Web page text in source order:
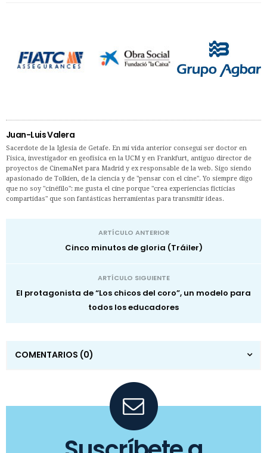
Juan-Luis Valera
Sacerdote de la Iglesia de Getafe. En mi vida anterior conseguí ser doctor en
Física, investigador en geofísica en la UCM y en Frankfurt, antiguo director de
proyectos de CinemaNet para Madrid y ex responsable de la web. Sigo siendo
apasionado de Tolkien, de la ciencia y de "pensar con el cine". Yo siempre digo
que no soy "cinéfilo": me gusta el cine porque "crea experiencias ficticias
compartidas" que son fantásticas herramientas para transmitir ideas.
ARTÍCULO ANTERIOR
Cinco minutos de gloria (Tráiler)
ARTÍCULO SIGUIENTE
El protagonista de “Los chicos del coro”, un modelo para
todos los educadores
COMENTARIOS (0)